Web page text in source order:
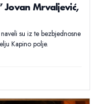
Jovan Mrvaljević,
su iz te bezbjednosne
Kapino polje.